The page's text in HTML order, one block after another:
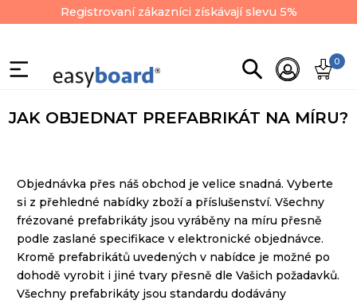
Registrovaní zákazníci získávají slevu 5%
0
JAK OBJEDNAT PREFABRIKÁT NA MÍRU?
Objednávka přes náš obchod je velice snadná. Vyberte
si z přehledné nabídky zboží a příslušenství. Všechny
frézované prefabrikáty jsou vyráběny na míru přesně
podle zaslané specifikace v elektronické objednávce.
Kromě prefabrikátů uvedených v nabídce je možné po
dohodě vyrobit i jiné tvary přesně dle Vašich požadavků.
Všechny prefabrikáty jsou standardu dodávány